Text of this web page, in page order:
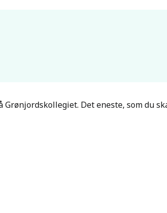
Det eneste, som du